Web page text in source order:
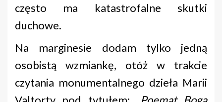
często ma katastrofalne skutki
duchowe.
Na marginesie dodam tylko jedną
osobistą wzmiankę, otóż w trakcie
czytania monumentalnego dzieła Marii